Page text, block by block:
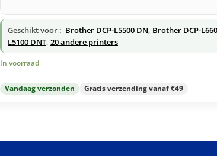
Geschikt voor : Brother DCP-L5500 DN, Brother DCP-
L5100 DNT, 20 andere printers
In voorraad
Vandaag verzonden Gratis verzending vanaf €49